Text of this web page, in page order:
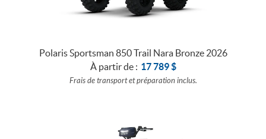
Polaris Sportsman 850 Trail Nara Bronze 2026
À partir de : 17 789$
Frais de transport et préparation inclus.